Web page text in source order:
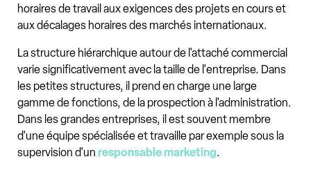
horaires de travail aux exigences des projets en cours et
aux décalages horaires des marchés internationaux.
La structure hiérarchique autour de l'attaché commercial
varie significativement avec la taille de l'entreprise. Dans
les petites structures, il prend en charge une large
gamme de fonctions, de la prospection à l'administration.
Dans les grandes entreprises, il est souvent membre
d'une équipe spécialisée et travaille par exemple sous la
supervision d'un responsable marketing.